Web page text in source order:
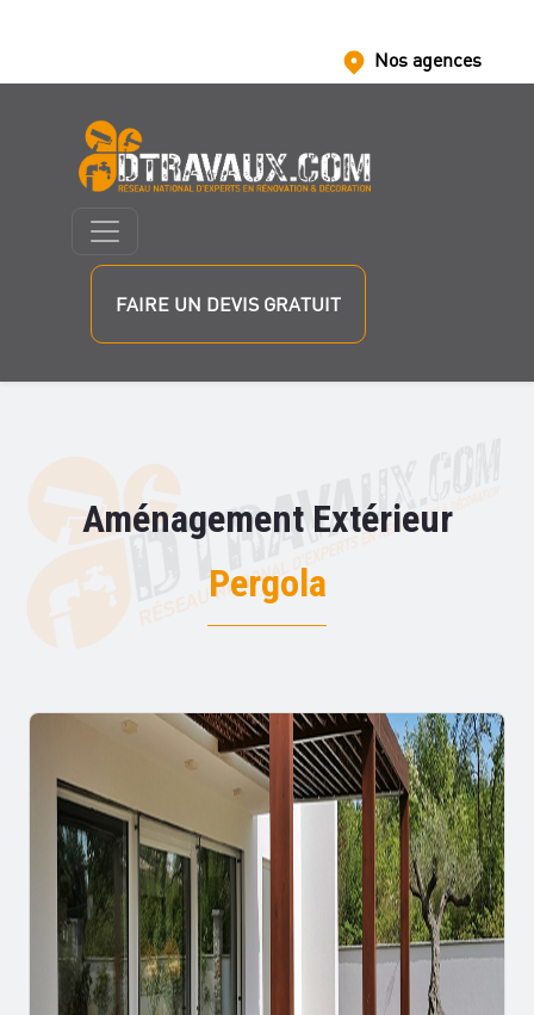
Nos agences
Nous rejoindre
Nos partenaires
FAIRE UN DEVIS GRATUIT
Aménagement Extérieur
Pergola